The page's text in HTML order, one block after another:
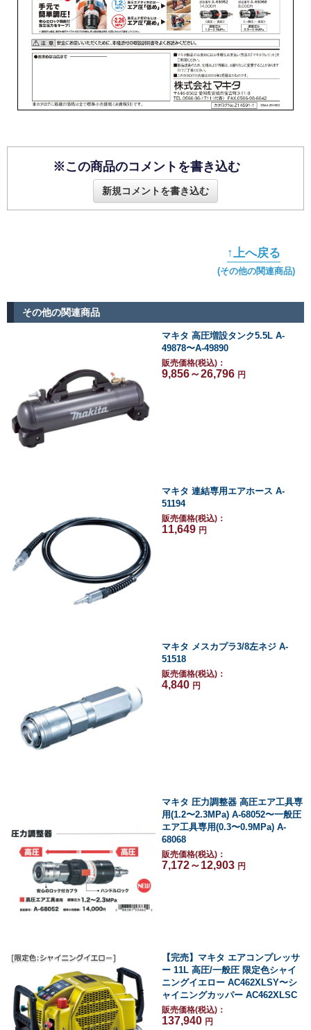
※この商品のコメントを書き込む
新規コメントを書き込む
↑上へ戻る
(その他の関連商品)
その他の関連商品
マキタ 高圧増設タンク5.5L A-
49878〜A-49890
販売価格(税込)：
9,856～26,796 円
マキタ 連結専用エアホース A-
51194
販売価格(税込)：
11,649 円
マキタ メスカプラ3/8左ネジ A-
51518
販売価格(税込)：
4,840 円
マキタ 圧力調整器 高圧エア工具専
用(1.2〜2.3MPa) A-68052〜一般圧
エア工具専用(0.3〜0.9MPa) A-
68068
販売価格(税込)：
7,172～12,903 円
【完売】マキタ エアコンプレッサ
ー 11L 高圧/一般圧 限定色シャイ
ニングイエロー AC462XLSY〜シ
ャイニングカッパー AC462XLSC
販売価格(税込)：
137,940 円